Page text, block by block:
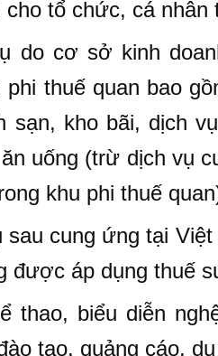
cho tổ chức, cá nhân
do cơ sở kinh
thuế quan bao
sạn, kho bãi, dịch
uống (trừ dịch vụ
khu phi thuế
sau cung ứng tại
được áp dụng thuế
thao, biểu diễn
tạo, quảng cáo,